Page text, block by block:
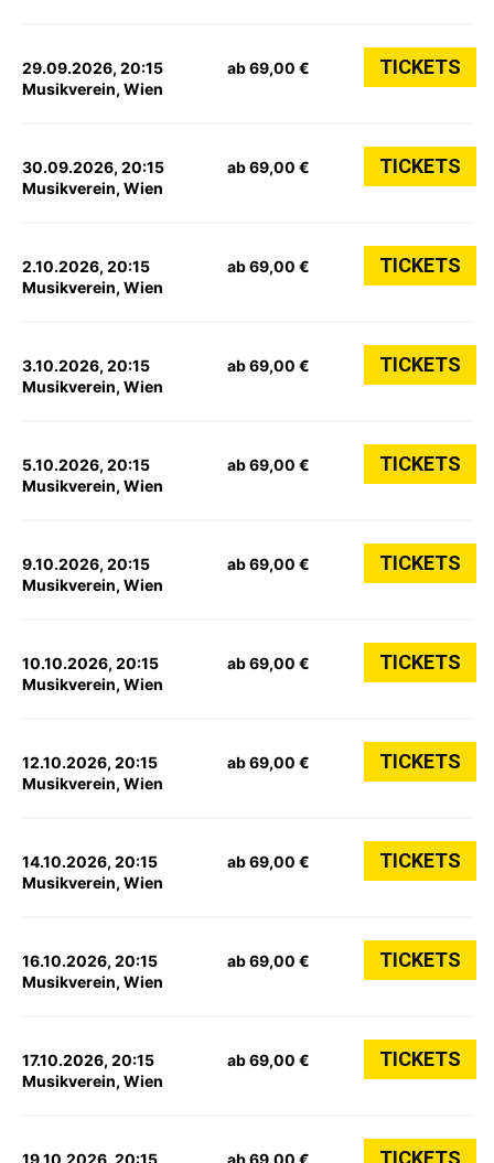
29.09.2026, 20:15
Musikverein, Wien
ab 69,00 € TICKETS
30.09.2026, 20:15
Musikverein, Wien
ab 69,00 € TICKETS
2.10.2026, 20:15
Musikverein, Wien
ab 69,00 € TICKETS
3.10.2026, 20:15
Musikverein, Wien
ab 69,00 € TICKETS
5.10.2026, 20:15
Musikverein, Wien
ab 69,00 € TICKETS
9.10.2026, 20:15
Musikverein, Wien
ab 69,00 € TICKETS
10.10.2026, 20:15
Musikverein, Wien
ab 69,00 € TICKETS
12.10.2026, 20:15
Musikverein, Wien
ab 69,00 € TICKETS
14.10.2026, 20:15
Musikverein, Wien
ab 69,00 € TICKETS
16.10.2026, 20:15
Musikverein, Wien
ab 69,00 € TICKETS
17.10.2026, 20:15
Musikverein, Wien
ab 69,00 € TICKETS
19.10.2026, 20:15 ab 69,00 € TICKETS